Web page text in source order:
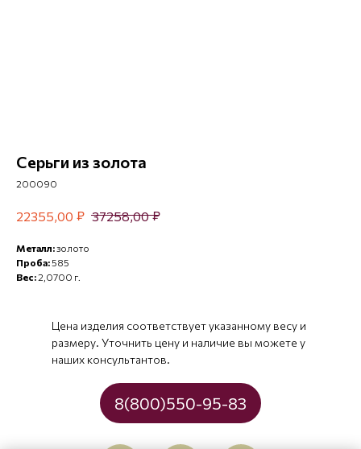
Серьги из золота
200090
22355,00 ₽ 37258,00 ₽
Металл:золото
Проба:585
Вес:2,0700 г.
Цена изделия соответствует указанному весу и
размеру. Уточнить цену и наличие вы можете у
наших консультантов.
8(800)550-95-83